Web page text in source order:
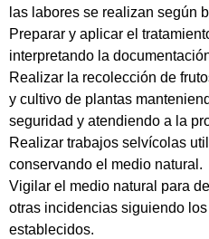
las labores se realizan según
Preparar y aplicar el
interpretando la
Realizar la recolección de
y cultivo de plantas
seguridad y atendiendo a la
Realizar trabajos selvícolas
conservando el medio natural.
Vigilar el medio natural para
otras incidencias siguiendo
establecidos.